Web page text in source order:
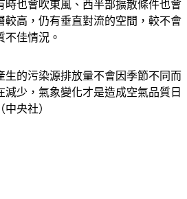
時也會吹東風、西半部擴散條件也會
高，仍有垂直對流的空間，較不會
生的污染源排放量不會因季節不同而
少，氣象變化才是造成空氣品質日